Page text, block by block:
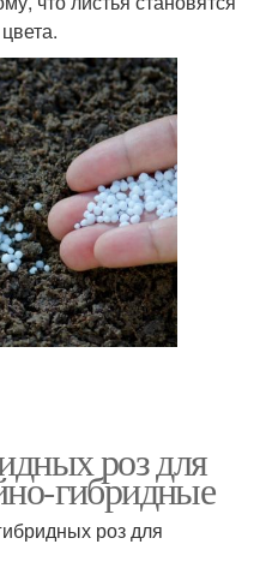
роз для
гибридные
роз для